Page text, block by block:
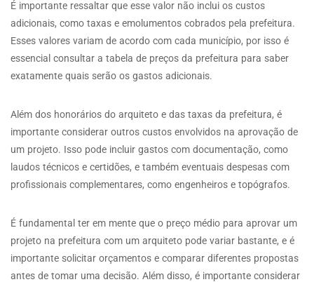
É importante ressaltar que esse valor não inclui os custos
adicionais, como taxas e emolumentos cobrados pela prefeitura.
Esses valores variam de acordo com cada município, por isso é
essencial consultar a tabela de preços da prefeitura para saber
exatamente quais serão os gastos adicionais.
Além dos honorários do arquiteto e das taxas da prefeitura, é
importante considerar outros custos envolvidos na aprovação de
um projeto. Isso pode incluir gastos com documentação, como
laudos técnicos e certidões, e também eventuais despesas com
profissionais complementares, como engenheiros e topógrafos.
É fundamental ter em mente que o preço médio para aprovar um
projeto na prefeitura com um arquiteto pode variar bastante, e é
importante solicitar orçamentos e comparar diferentes propostas
antes de tomar uma decisão. Além disso, é importante considerar